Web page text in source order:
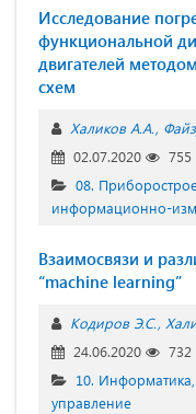
Исследование
функциональной
двигателей
схем
Халиков А.А.
02.07.2020
755
08.
информационно-
Взаимосвязи и
“machine learning”
Кодиров Э.С.
24.06.2020
732
10.
управление